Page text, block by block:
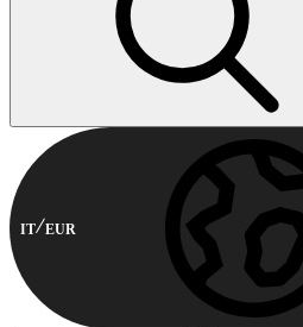
IT EUR